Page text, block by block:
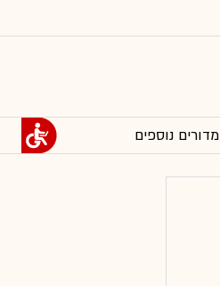
מדורים נוספים